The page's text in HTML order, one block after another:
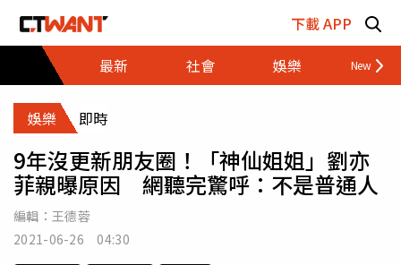
下載 APP
最新
社會 娛樂 財經
娛樂 即時
9年沒更新朋友圈！「神仙姐姐」劉亦
菲親曝原因 網聽完驚呼：不是普通人
編輯： 王德蓉
2021-06-26 04:30